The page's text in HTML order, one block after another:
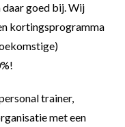
goed bij. Wij
kortingsprogramma
trainer,
met een